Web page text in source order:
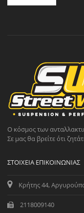
Ο κόσμος των
Σε μας θα βρείτε ότι
ΣΤΟΙΧΕΊΑ ΕΠΙΚΟΙΝΩΝΊΑΣ
Κρήτης 44,
2118009140